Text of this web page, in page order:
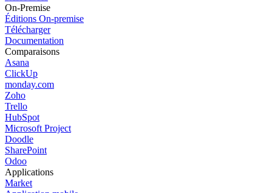
On-Premise
Éditions On-premise
Télécharger
Documentation
Comparaisons
Asana
ClickUp
monday.com
Zoho
Trello
HubSpot
Microsoft Project
Doodle
SharePoint
Odoo
Applications
Market